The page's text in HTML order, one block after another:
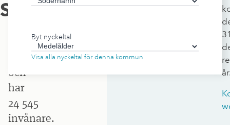
Söderhamn
ligger
Gävleborgs
och
har
24 545
invånare.
Byt nyckeltal
Visa alla nyckeltal för denna kommun